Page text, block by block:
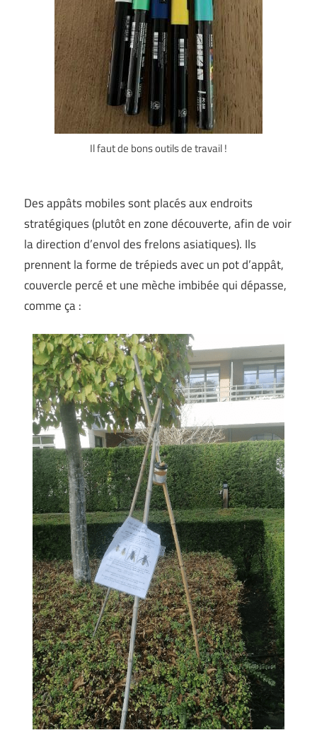
Il faut de bons outils de travail !
Des appâts mobiles sont placés aux endroits
stratégiques (plutôt en zone découverte, afin de voir
la direction d’envol des frelons asiatiques). Ils
prennent la forme de trépieds avec un pot d’appât,
couvercle percé et une mèche imbibée qui dépasse,
comme ça :